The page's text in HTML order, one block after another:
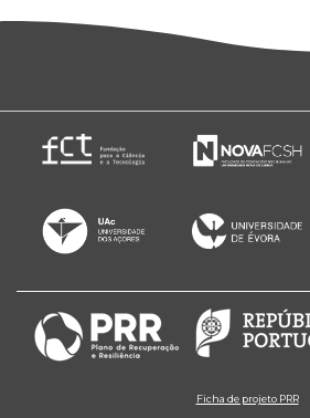
Ficha de projeto PRR